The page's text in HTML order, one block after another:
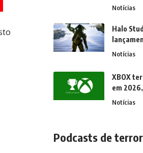
Notícias
Halo
Notícias
XBOX
em
Notícias
Podcasts de